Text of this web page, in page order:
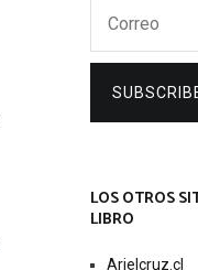
LOS OTROS
LIBRO
Arielcruz.cl